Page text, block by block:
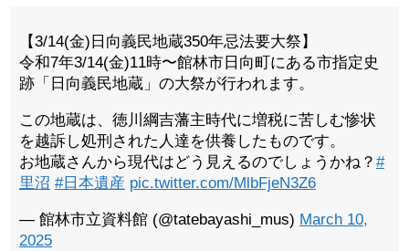
【3/14(金)日向義民地蔵350年忌法要大祭】
令和7年3/14(金)11時〜館林市日向町にある市指定史
跡「日向義民地蔵」の大祭が行われます。
この地蔵は、徳川綱吉藩主時代に増税に苦しむ惨状
を越訴し処刑された人達を供養したものです。
お地蔵さんから現代はどう見えるのでしょうかね？ #
里沼 #日本遺産 pic.twitter.com/MlbFjeN3Z6
— 館林市立資料館 (@tatebayashi_mus) March 10,
2025